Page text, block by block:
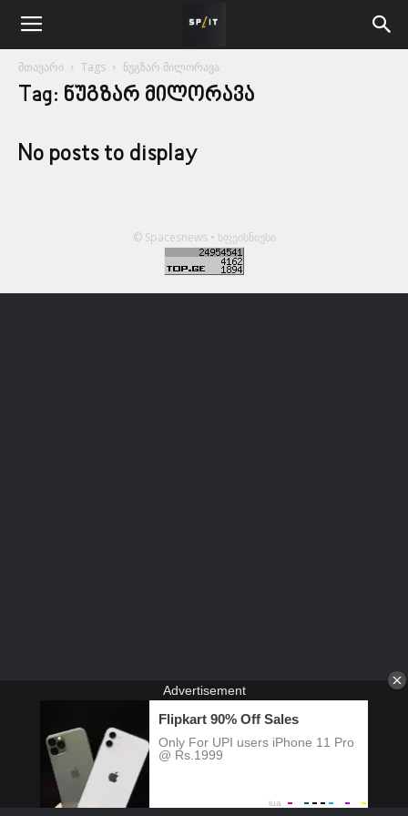
მთავარი Tags ნუგზარ მილორავა
Tag: ნუგზარ მილორავა
No posts to display
© Spacesnews • სფეისნიუსი